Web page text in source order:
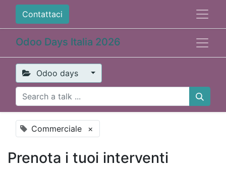
Contattaci
Odoo Days Italia 2026
Odoo days
Commerciale ×
Prenota i tuoi interventi